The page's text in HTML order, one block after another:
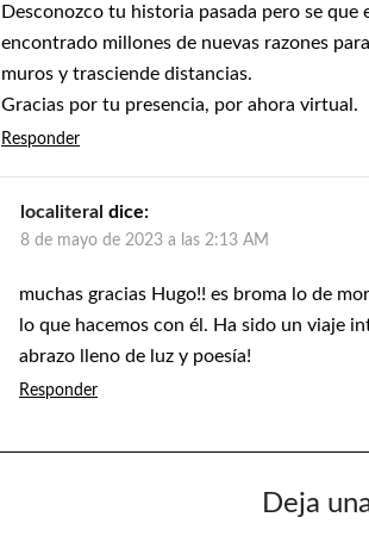
Desconozco tu historia pasada pero se que
encontrado millones de nuevas razones
muros y trasciende distancias.
Gracias por tu presencia, por ahora virtual.
Responder
localiteral dice:
8 de mayo de 2023 a las 2:13 AM
muchas gracias Hugo!! es broma lo de
lo que hacemos con él. Ha sido un viaje
abrazo lleno de luz y poesía!
Responder
Deja